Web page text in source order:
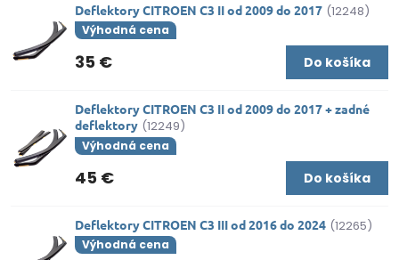
Deflektory CITROEN C3 II od 2009 do 2017 (12248)
Výhodná cena
35 € Do košíka
Deflektory CITROEN C3 II od 2009 do 2017 + zadné
deflektory (12249)
Výhodná cena
45 € Do košíka
Deflektory CITROEN C3 III od 2016 do 2024 (12265)
Výhodná cena